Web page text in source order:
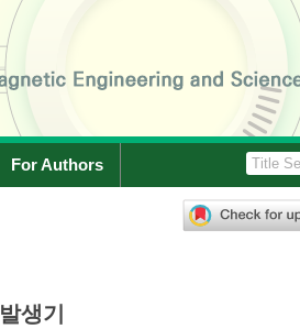
For Authors
생기